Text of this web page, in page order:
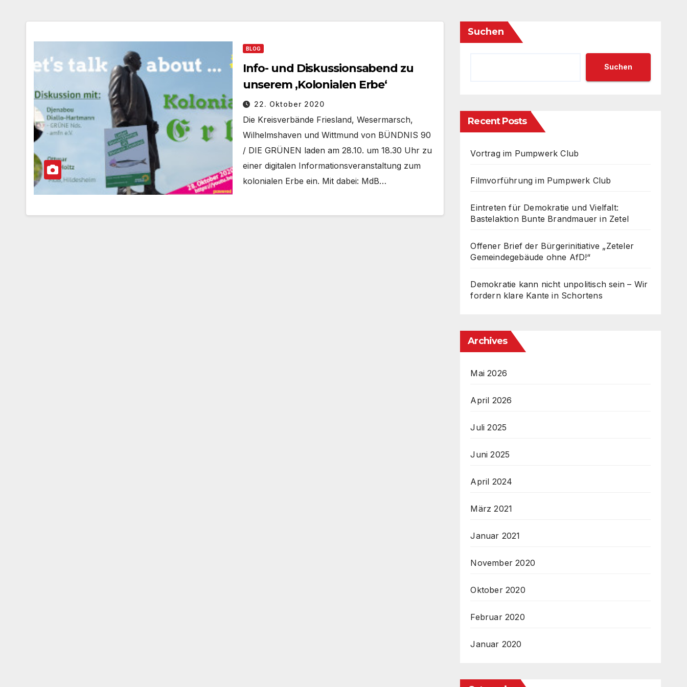
BLOG
Info- und Diskussionsabend zu
unserem ‚Kolonialen Erbe‘
22. Oktober 2020
Die Kreisverbände Friesland, Wesermarsch,
Wilhelmshaven und Wittmund von BÜNDNIS 90
/ DIE GRÜNEN laden am 28.10. um 18.30 Uhr zu
einer digitalen Informationsveranstaltung zum
kolonialen Erbe ein. Mit dabei: MdB…
Suchen
Suchen
Recent Posts
Vortrag im Pumpwerk Club
Filmvorführung im Pumpwerk Club
Eintreten für Demokratie und Vielfalt:
Bastelaktion Bunte Brandmauer in Zetel
Offener Brief der Bürgerinitiative „Zeteler
Gemeindegebäude ohne AfD!“
Demokratie kann nicht unpolitisch sein – Wir
fordern klare Kante in Schortens
Archives
Mai 2026
April 2026
Juli 2025
Juni 2025
April 2024
März 2021
Januar 2021
November 2020
Oktober 2020
Februar 2020
Januar 2020